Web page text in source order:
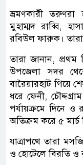
ভ্রমণকারী
মুহাম্মদ রাব্বি,
রবিউল ফারুক। তারা
তারা জানান,
উপজেলা সদর
বারৈয়ারহাট গিয়ে
ধরে ফেনী,
পর্যায়ক্রমে দিনে
অতিক্রম করে ৫ মার্চ
যাত্রাপথে তারা
ও হোটেলে বিরতি ও